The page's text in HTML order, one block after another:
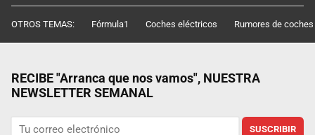
OTROS TEMAS: Fórmula1 Coches eléctricos Rumores de coches
RECIBE "Arranca que nos vamos", NUESTRA
NEWSLETTER SEMANAL
SUSCRIBIR